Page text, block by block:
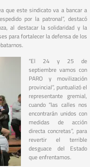
que este sindicato va a bancar a
por la patronal”, destacó
al destacar la solidaridad y la
para fortalecer la defensa de los
“El 24 y 25 de
septiembre vamos con
PARO y movilización
provincial”, puntualizó el
representante gremial,
cuando “las calles nos
encontrarán unidos con
medidas de acción
directa concretas”, para
revertir el terrible
desguace del Estado
que enfrentamos.